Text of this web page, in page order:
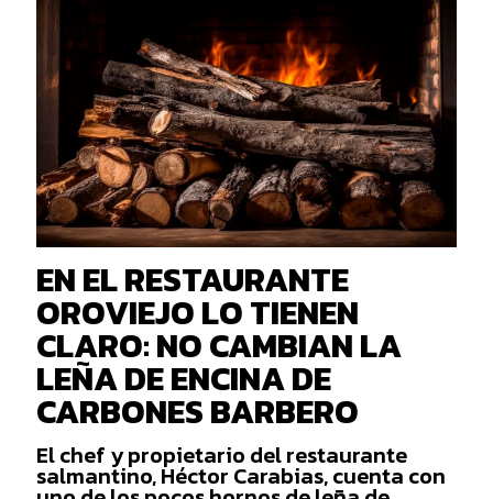
VS
LAS
7
EN EL RESTAURANTE
OROVIEJO LO TIENEN
CLARO: NO CAMBIAN LA
LEÑA DE ENCINA DE
CARBONES BARBERO
El chef y propietario del restaurante
salmantino, Héctor Carabias, cuenta con